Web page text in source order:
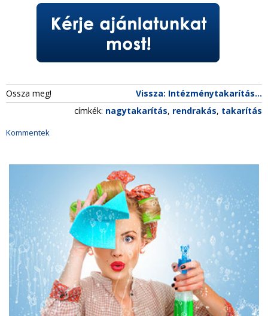
Ossza meg!
Vissza: Intézménytakarítás...
címkék: nagytakarítás, rendrakás, takarítás
Kommentek